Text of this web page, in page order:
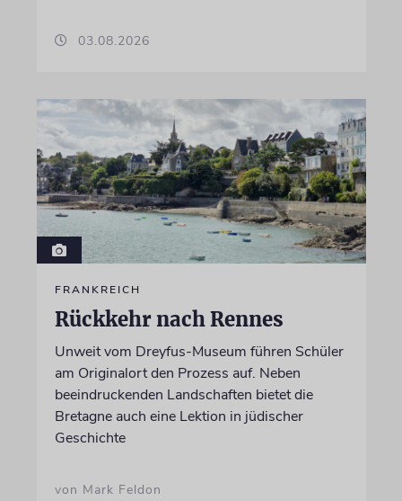
03.08.2026
FRANKREICH
Rückkehr nach Rennes
Unweit vom Dreyfus-Museum führen Schüler
am Originalort den Prozess auf. Neben
beeindruckenden Landschaften bietet die
Bretagne auch eine Lektion in jüdischer
Geschichte
von Mark Feldon